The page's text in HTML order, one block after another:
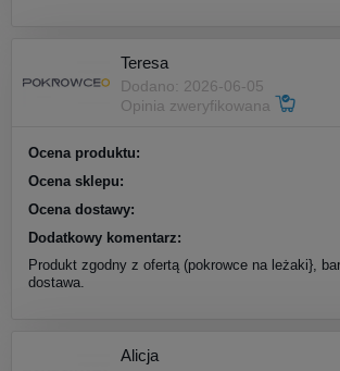
Teresa
Dodano: 2026-06-05
Opinia zweryfikowana
Ocena produktu:
Ocena sklepu:
Ocena dostawy:
Dodatkowy komentarz:
Produkt zgodny z ofertą (pokrowce na leżaki},
dostawa.
Alicja